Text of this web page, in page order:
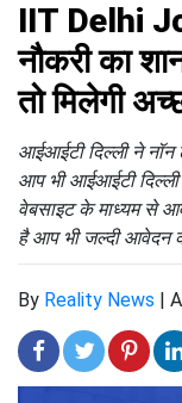
IIT Delhi
नौकरी का
तो मिलेगी
आईआईटी दिल्ली ने
आप भी आईआईटी
वेबसाइट के माध्यम से
है आप भी जल्दी आवेदन
By Reality News |